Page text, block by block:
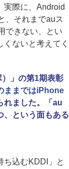
際に、Android
、それまでauス
できない、とい
ないと考えてく
」の第1期表彰
ままではiPhone
れました。「au
、という面もある
込むKDDI」と